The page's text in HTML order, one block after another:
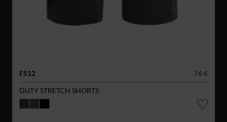
FS12
76 €
DUTY STRETCH SHORTS